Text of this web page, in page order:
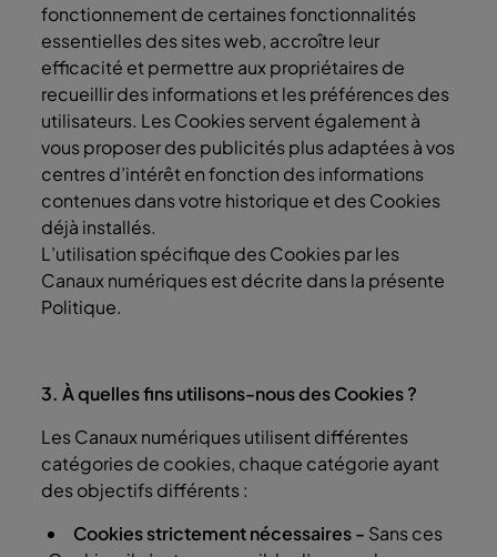
fonctionnement de certaines fonctionnalités
essentielles des sites web, accroître leur
efficacité et permettre aux propriétaires de
recueillir des informations et les préférences des
utilisateurs. Les Cookies servent également à
vous proposer des publicités plus adaptées à vos
centres d’intérêt en fonction des informations
contenues dans votre historique et des Cookies
déjà installés.
L’utilisation spécifique des Cookies par les
Canaux numériques est décrite dans la présente
Politique.
3. À quelles fins utilisons-nous des Cookies ?
Les Canaux numériques utilisent différentes
catégories de cookies, chaque catégorie ayant
des objectifs différents :
Cookies strictement nécessaires - Sans ces